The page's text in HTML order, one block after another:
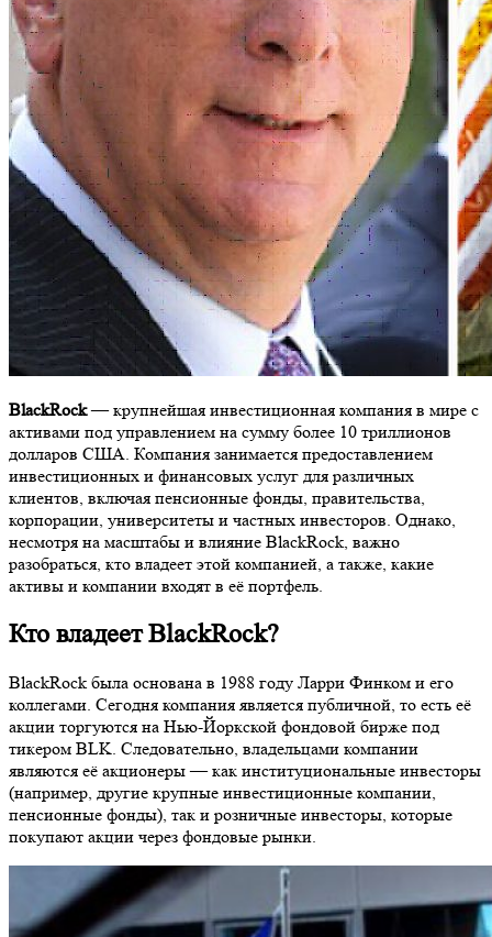
BlackRock— крупнейшая инвестиционная компания в мире с
активами под управлением на сумму более 10 триллионов
долларов США. Компания занимается предоставлением
инвестиционных и финансовых услуг для различных
клиентов, включая пенсионные фонды, правительства,
корпорации, университеты и частных инвесторов. Однако,
несмотря на масштабы и влияние BlackRock, важно
разобраться, кто владеет этой компанией, а также, какие
активы и компании входят в её портфель.
Кто владеет BlackRock?
BlackRock была основана в 1988 году Ларри Финком и его
коллегами. Сегодня компания является публичной, то есть её
акции торгуются на Нью-Йоркской фондовой бирже под
тикером BLK. Следовательно, владельцами компании
являются её акционеры — как институциональные инвесторы
(например, другие крупные инвестиционные компании,
пенсионные фонды), так и розничные инвесторы, которые
покупают акции через фондовые рынки.